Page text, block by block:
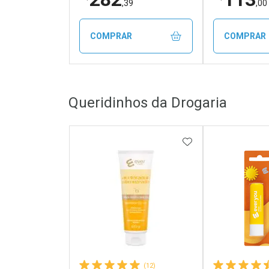
,39
COMPRAR
Laboratório
Por Menos
,00
COMPRAR
Por
Queridinhos da Drogaria
(12)
ADICIONAR AOS